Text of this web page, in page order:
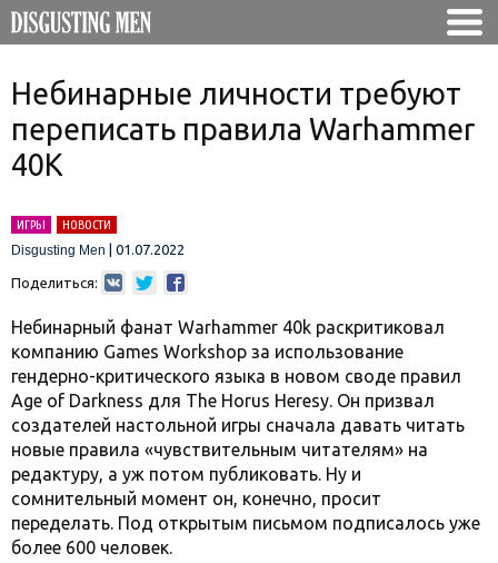
Небинарные личности требуют
переписать правила Warhammer
40K
ИГРЫ
НОВОСТИ
Disgusting Men
01.07.2022
Поделиться:
Небинарный фанат Warhammer 40k раскритиковал
компанию Games Workshop за использование
гендерно-критического языка в новом своде правил
Age of Darkness для The Horus Heresy. Он призвал
создателей настольной игры сначала давать читать
новые правила «чувствительным читателям» на
редактуру, а уж потом публиковать. Ну и
сомнительный момент он, конечно, просит
переделать. Под открытым письмом подписалось уже
более 600 человек.